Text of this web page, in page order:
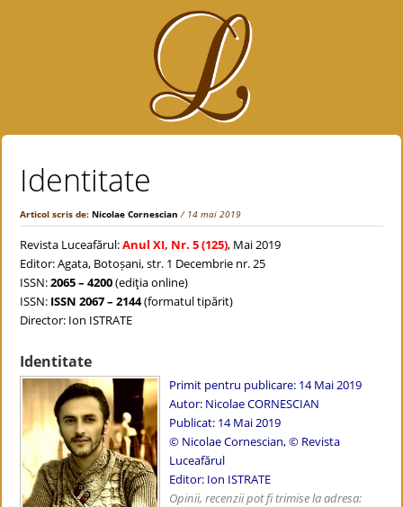
Identitate
Articol scris de:Nicolae Cornescian / 14 mai 2019
Revista Luceafărul:Anul XI, Nr. 5 (125), Mai 2019
Editor: Agata, Botoșani, str. 1 Decembrie nr. 25
ISSN:2065 – 4200(ediţia online)
ISSN: ISSN 2067 – 2144(formatul tipărit)
Director: Ion ISTRATE
Identitate
Primit pentru publicare: 14 Mai 2019
Autor: Nicolae CORNESCIAN
Publicat: 14 Mai 2019
© Nicolae Cornescian, © Revista
Luceafărul
Editor: Ion ISTRATE
Opinii, recenzii pot fi trimise la adresa: